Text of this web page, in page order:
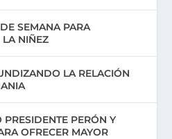
SEMANA PARA
LA NIÑEZ
LA RELACIÓN
PRESIDENTE PERÓN Y
OFRECER MAYOR